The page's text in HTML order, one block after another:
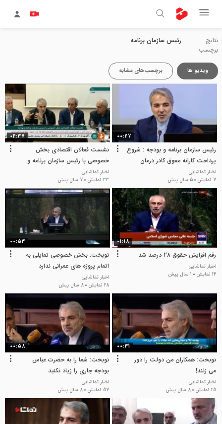
نتایج
برچسب:
رئیس سازمان برنامه
ویدیو ها برچسب‌های مشابه
00:27
رئیس سازمان برنامه و بودجه : شروع
پرداخت کارانه معوق کادر درمان
اخبار تماشایی
7 نمایش
5 سال پیش
04:37
نشست فعالان اقتصادی بخش
خصوصی با رئیس سازمان برنامه و
بودجه
اخبار تماشایی
33 نمایش
7 سال پیش
01:18
رقم افزایش حقوق 28 درصد شد
اخبار تماشایی
14 نمایش
1 سال پیش
00:53
نوبخت: بخش خصوصی تمایلی به
اتمام پروژه های عمرانی ندارد
اخبار تماشایی
28 نمایش
8 سال پیش
00:31
نوبخت: همکاران من دولت را دور
می زنند!
اخبار تماشایی
25 نمایش
8 سال پیش
00:58
نوبخت: شما را به حضرت عباس
بودجه جاری را زیاد نکنید
اخبار تماشایی
57 نمایش
8 سال پیش